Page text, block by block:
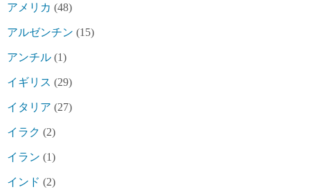
アメリカ (48)
アルゼンチン (15)
アンチル (1)
イギリス (29)
イタリア (27)
イラク (2)
イラン (1)
インド (2)